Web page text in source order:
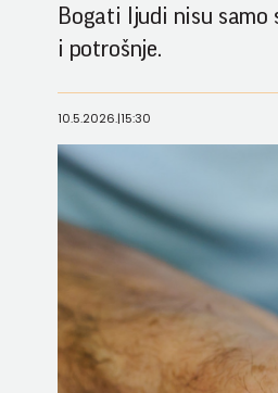
Bogati ljudi nisu samo
i potrošnje.
10.5.2026.|15:30